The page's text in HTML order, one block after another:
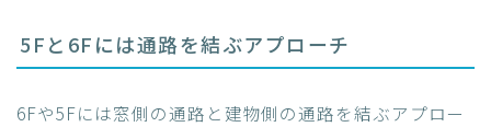
5Fと6Fには通路を結ぶアプローチ
6Fや5Fには窓側の通路と建物側の通路を結ぶアプロー